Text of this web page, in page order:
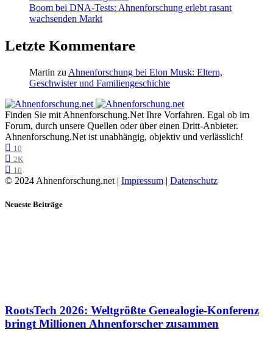
Boom bei DNA-Tests: Ahnenforschung erlebt rasant
wachsenden Markt
Letzte Kommentare
Martin zu Ahnenforschung bei Elon Musk: Eltern,
Geschwister und Familiengeschichte
Finden Sie mit Ahnenforschung.Net Ihre Vorfahren. Egal ob im
Forum, durch unsere Quellen oder über einen Dritt-Anbieter.
Ahnenforschung.Net ist unabhängig, objektiv und verlässlich!
10
2K
10
© 2024 Ahnenforschung.net | Impressum | Datenschutz
Neueste Beiträge
RootsTech 2026: Weltgrößte Genealogie-Konferenz
bringt Millionen Ahnenforscher zusammen